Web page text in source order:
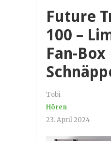
Future
100 –
Fan-Box
Tobi
Hören
23. April 2024